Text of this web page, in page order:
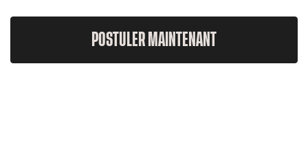
POSTULER MAINTENANT